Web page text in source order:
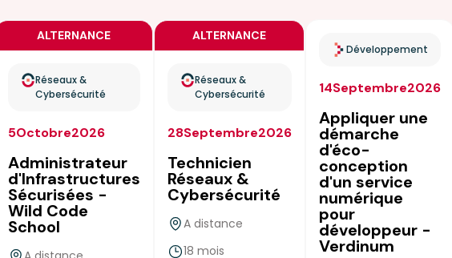
ALTERNANCE
Réseaux &
Cybersécurité
5Octobre2026
Administrateur
d'Infrastructures
Sécurisées -
Wild Code
School
ALTERNANCE
Réseaux &
Cybersécurité
28Septembre2026
Technicien
Réseaux &
Cybersécurité
A distance
18 mois
Développement
14Septembre2026
Appliquer une
démarche
d'éco-
conception
d'un service
numérique
pour
développeur -
Verdinum